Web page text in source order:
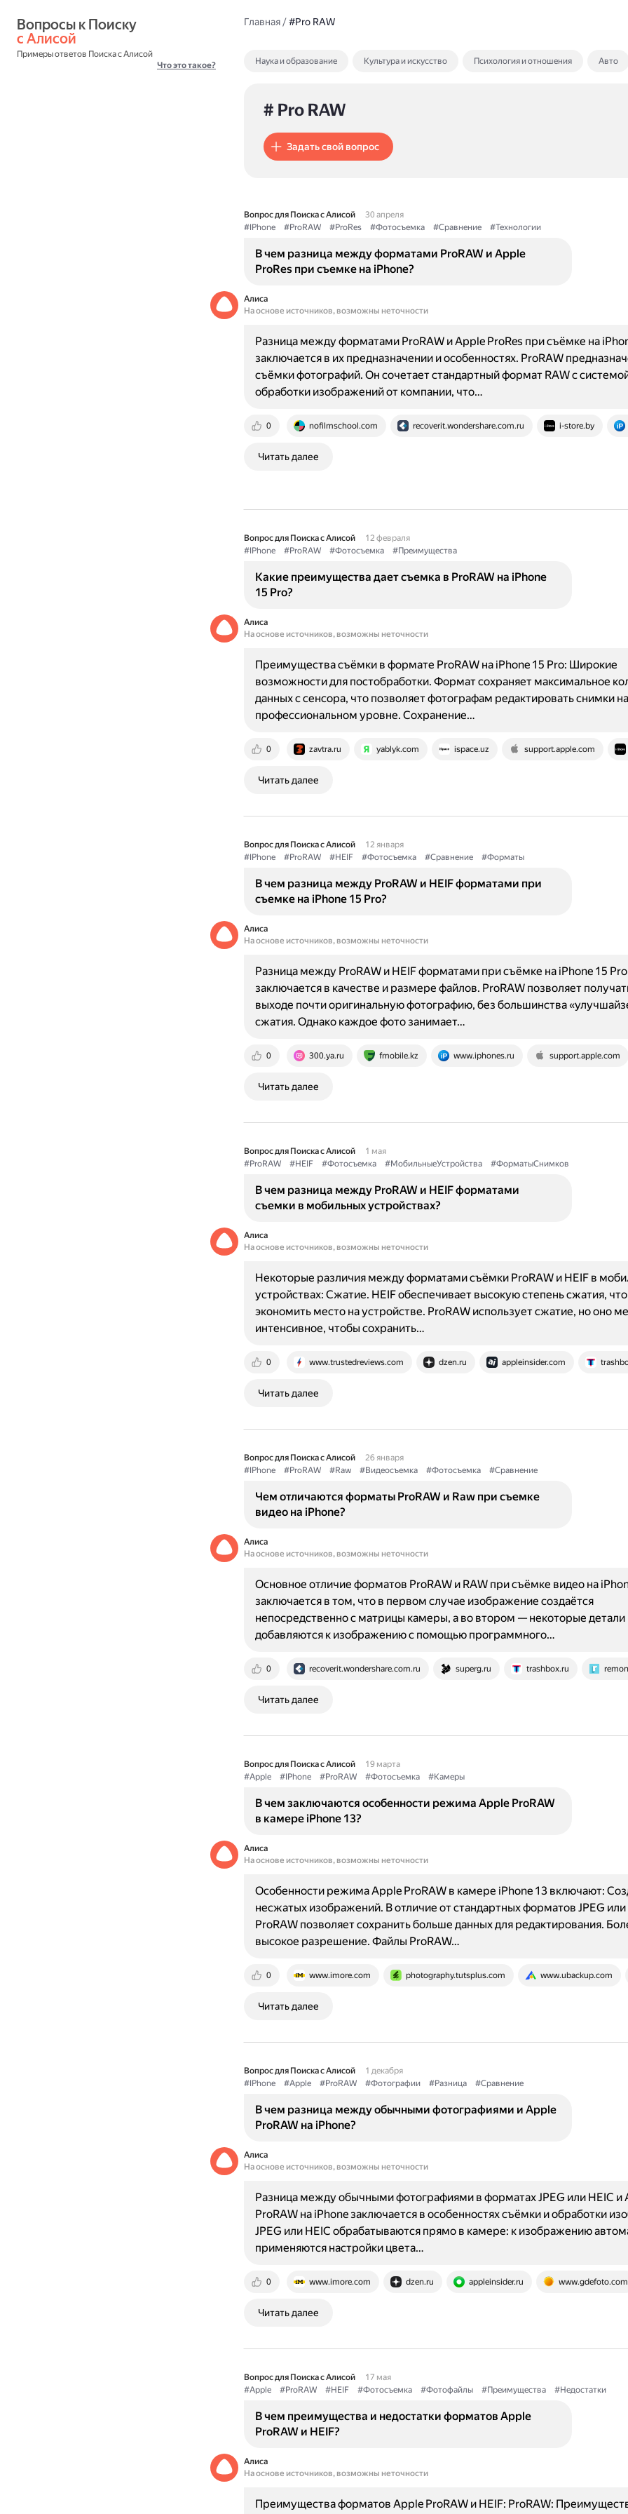
с Алисой
Примеры ответов Поиска с Алисой
Что это такое?
Главная/#Pro RAW
Наука и образование Культура и искусство Психология и отношения Авто
# Pro RAW
Задать свой вопрос
Вопрос для Поиска с Алисой
30 апреля
#IPhone
#ProRAW #ProRes #Фотосъемка #Сравнение #Технологии
В чем разница между форматами ProRAW и Apple
ProRes при съемке на iPhone?
Алиса
На основе источников, возможны неточности
0 nofilmschool.com recoverit.wondershare.com.ru i-store.by
Разница между форматами ProRAW и Apple ProRes при съёмке на
заключается в их предназначении и особенностях. ProRAW
съёмки фотографий. Он сочетает стандартный формат RAW с
обработки изображений от компании, что…
Читать далее
Вопрос для Поиска с Алисой
12 февраля
#IPhone
#ProRAW #Фотосъемка #Преимущества
Какие преимущества дает съемка в ProRAW на iPhone
15 Pro?
Алиса
На основе источников, возможны неточности
0 zavtra.ru yablyk.com ispace.uz support.apple.com
Преимущества съёмки в формате ProRAW на iPhone 15 Pro: Широкие
возможности для постобработки. Формат сохраняет максимальное
данных с сенсора, что позволяет фотографам редактировать снимки на
профессиональном уровне. Сохранение…
Читать далее
Вопрос для Поиска с Алисой
12 января
#IPhone
#ProRAW #HEIF #Фотосъемка #Сравнение #Форматы
В чем разница между ProRAW и HEIF форматами при
съемке на iPhone 15 Pro?
Алиса
На основе источников, возможны неточности
0 300.ya.ru fmobile.kz www.iphones.ru support.apple.com
Разница между ProRAW и HEIF форматами при съёмке на iPhone 15 Pro
заключается в качестве и размере файлов. ProRAW позволяет
выходе почти оригинальную фотографию, без большинства
сжатия. Однако каждое фото занимает…
Читать далее
Вопрос для Поиска с Алисой
1 мая
#ProRAW
#HEIF #Фотосъемка #МобильныеУстройства #ФорматыСнимков
В чем разница между ProRAW и HEIF форматами
съемки в мобильных устройствах?
Алиса
На основе источников, возможны неточности
0 www.trustedreviews.com dzen.ru appleinsider.com
Некоторые различия между форматами съёмки ProRAW и HEIF в
устройствах: Сжатие. HEIF обеспечивает высокую степень сжатия,
экономить место на устройстве. ProRAW использует сжатие, но оно
интенсивное, чтобы сохранить…
Читать далее
Вопрос для Поиска с Алисой
26 января
#IPhone
#ProRAW #Raw #Видеосъемка #Фотосъемка #Сравнение
Чем отличаются форматы ProRAW и Raw при съемке
видео на iPhone?
Алиса
На основе источников, возможны неточности
0 recoverit.wondershare.com.ru superg.ru trashbox.ru
Основное отличие форматов ProRAW и RAW при съёмке видео на
заключается в том, что в первом случае изображение создаётся
непосредственно с матрицы камеры, а во втором — некоторые детали
добавляются к изображению с помощью программного…
Читать далее
Вопрос для Поиска с Алисой
19 марта
#Apple
#IPhone #ProRAW #Фотосъемка #Камеры
В чем заключаются особенности режима Apple ProRAW
в камере iPhone 13?
Алиса
На основе источников, возможны неточности
0 www.imore.com photography.tutsplus.com www.ubackup.com
Особенности режима Apple ProRAW в камере iPhone 13 включают:
несжатых изображений. В отличие от стандартных форматов JPEG или
ProRAW позволяет сохранить больше данных для редактирования.
высокое разрешение. Файлы ProRAW…
Читать далее
Вопрос для Поиска с Алисой
1 декабря
#IPhone
#Apple #ProRAW #Фотографии #Разница #Сравнение
В чем разница между обычными фотографиями и Apple
ProRAW на iPhone?
Алиса
На основе источников, возможны неточности
0 www.imore.com dzen.ru appleinsider.ru www.gdefoto.com
Разница между обычными фотографиями в форматах JPEG или HEIC и
ProRAW на iPhone заключается в особенностях съёмки и обработки
JPEG или HEIC обрабатываются прямо в камере: к изображению
применяются настройки цвета…
Читать далее
Вопрос для Поиска с Алисой
17 мая
#Apple
#ProRAW #HEIF #Фотосъемка #Фотофайлы #Преимущества #Недостатки
В чем преимущества и недостатки форматов Apple
ProRAW и HEIF?
Алиса
На основе источников, возможны неточности
Преимущества форматов Apple ProRAW и HEIF: ProRAW: